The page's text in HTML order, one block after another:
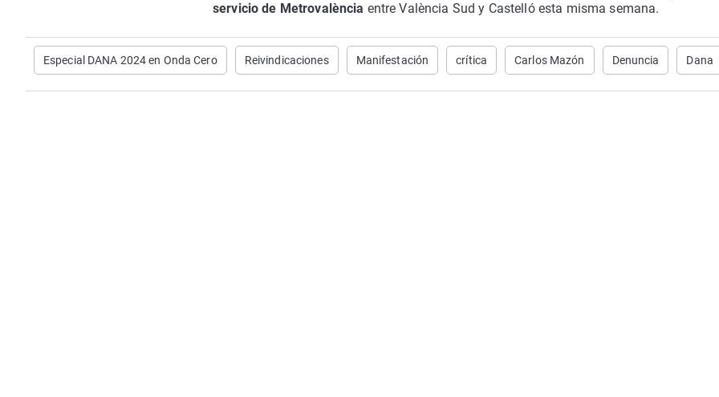
servicio de Metrovalència entre València Sud y Castelló esta misma semana.
Especial DANA 2024 en Onda Cero Reivindicaciones Manifestación crítica Carlos Mazón Denuncia Dana